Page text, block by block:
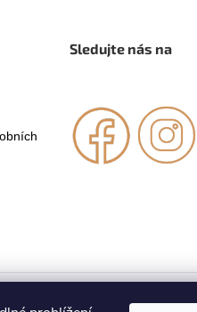
Sledujte nás na